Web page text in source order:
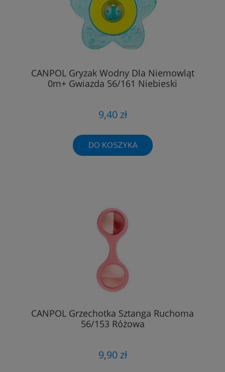
CANPOL Gryzak Wodny Dla Niemowląt
0m+ Gwiazda 56/161 Niebieski
9,40 zł
DO KOSZYKA
CANPOL Grzechotka Sztanga Ruchoma
56/153 Różowa
9,90 zł